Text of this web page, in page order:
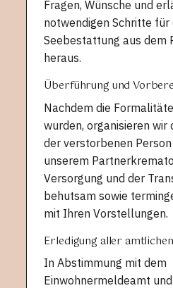
Fragen, Wünsche und
notwendigen Schritte für
Seebestattung aus dem
heraus.
Überführung und
Nachdem die
wurden, organisieren wir
der verstorbenen
unserem
Versorgung und der
behutsam sowie
mit Ihren Vorstellungen.
Erledigung aller
In Abstimmung mit dem
Einwohnermeldeamt